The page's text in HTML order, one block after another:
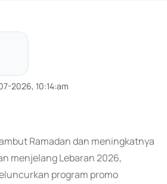
2026, 10:14:am
Ramadan dan meningkatnya
menjelang Lebaran 2026,
program promo